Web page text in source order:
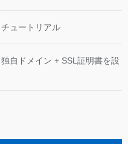
ュートリアル
自ドメイン + SSL証明書を設